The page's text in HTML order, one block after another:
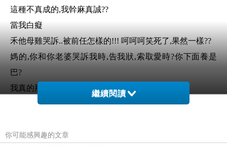
這種不真成的,我幹麻真誠??
當我白癡
禾他母雞哭訴..被前任怎樣的!!! 呵呵呵笑死了,果然一樣??
媽的,你和你老婆哭訴我時,告我狀,索取愛時?你下面養是
巴?
我真的那麼爛,恭喜你解拖丫
你他爸媽告我狀,
真有夠賤的
繼續閱讀
你可能感興趣的文章